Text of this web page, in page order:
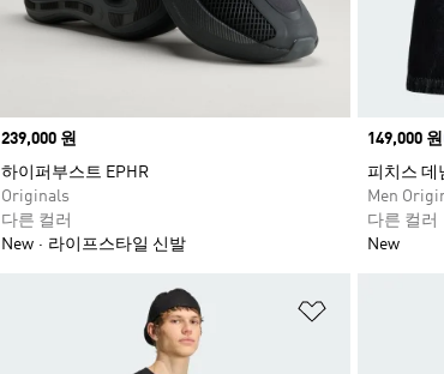
Price
239,000 원
하이퍼부스트 EPHR
Originals
다른 컬러
New
라이프스타일 신발
Price
149,000 원
피치스 데
Men
다른 컬러
New